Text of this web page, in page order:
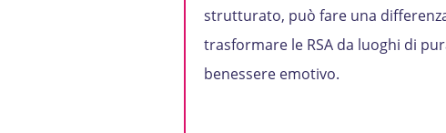
strutturato, può fare una
trasformare le RSA da luoghi di
benessere emotivo.